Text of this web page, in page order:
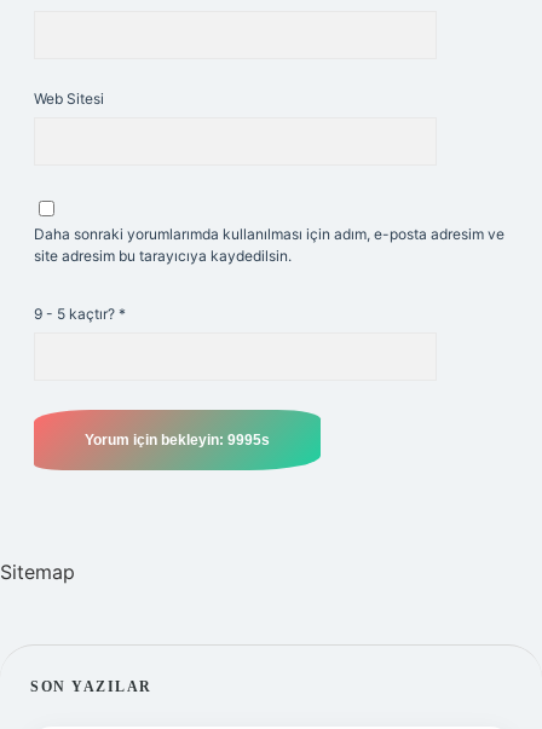
Web Sitesi
Daha sonraki yorumlarımda kullanılması için adım, e-posta adresim ve
site adresim bu tarayıcıya kaydedilsin.
9 - 5 kaçtır? *
Sitemap
SIDEBAR
SON YAZILAR